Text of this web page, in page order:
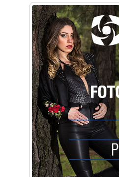
La primera vez que
hizo desde Morón
Mariana Croce: "Hoy
un asesoramiento
seguridad"
Música, teatro, yoga,
Conocé todos los
disfrutar en la Zona